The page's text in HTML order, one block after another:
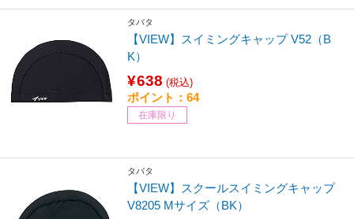
タバタ
【VIEW】スイミングキャップ V52（B
K）
¥638 (税込)
ポイント：64
在庫限り
タバタ
【VIEW】スクールスイミングキャップ
V8205 Mサイズ（BK）